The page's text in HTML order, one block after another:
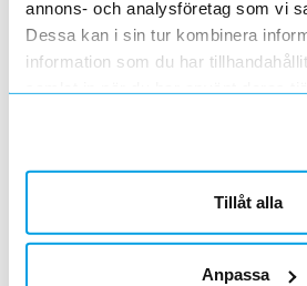
annons- och analysföretag som vi
Dessa kan i sin tur kombinera
information som du har
samlat in när du har använt deras
Tillåt alla
Anpassa
Varumärke
saknas
GNISTGAP 633969-A
ST Lägg i
Lägg i
FÄSTE FÖR
ArtNr 0627937
Varumärke saknas
FÄSTE FÖR